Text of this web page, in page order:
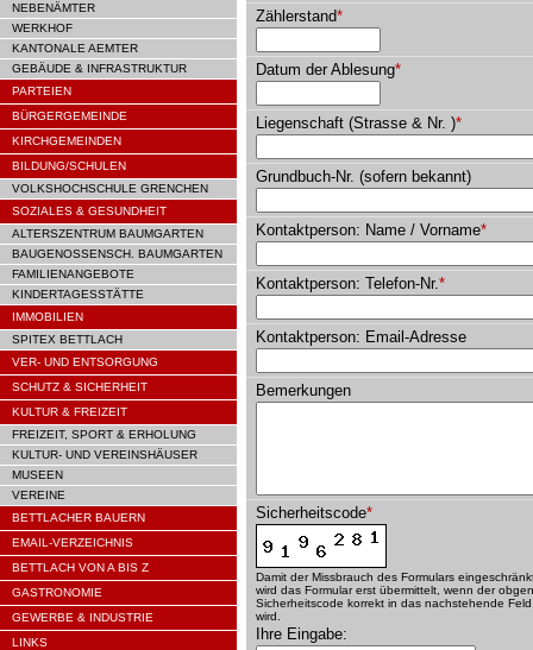
NEBENÄMTER
WERKHOF
KANTONALE AEMTER
GEBÄUDE & INFRASTRUKTUR
PARTEIEN
BÜRGERGEMEINDE
KIRCHGEMEINDEN
BILDUNG/SCHULEN
VOLKSHOCHSCHULE GRENCHEN
SOZIALES & GESUNDHEIT
ALTERSZENTRUM BAUMGARTEN
BAUGENOSSENSCH. BAUMGARTEN
FAMILIENANGEBOTE
KINDERTAGESSTÄTTE
IMMOBILIEN
SPITEX BETTLACH
VER- UND ENTSORGUNG
SCHUTZ & SICHERHEIT
KULTUR & FREIZEIT
FREIZEIT, SPORT & ERHOLUNG
KULTUR- UND VEREINSHÄUSER
MUSEEN
VEREINE
BETTLACHER BAUERN
EMAIL-VERZEICHNIS
BETTLACH VON A BIS Z
GASTRONOMIE
GEWERBE & INDUSTRIE
LINKS
Zählerstand*
Datum der Ablesung*
Liegenschaft (Strasse & Nr. )*
Grundbuch-Nr. (sofern bekannt)
Kontaktperson: Name / Vorname*
Kontaktperson: Telefon-Nr.*
Kontaktperson: Email-Adresse
Bemerkungen
Sicherheitscode*
Damit der Missbrauch des Formulars
wird das Formular erst übermittelt, wenn der
Sicherheitscode korrekt in das nachstehende
wird.
Ihre Eingabe: